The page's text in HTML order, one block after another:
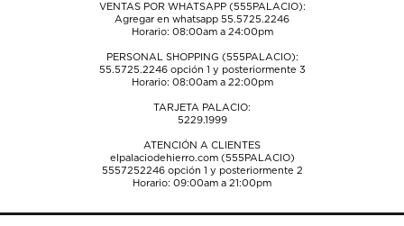
VENTAS POR WHATSAPP (555PALACIO):
Agregar en whatsapp 55.5725.2246
Horario: 08:00am a 24:00pm
PERSONAL SHOPPING (555PALACIO):
55.5725.2246opción 1 y posteriormente 3
Horario: 08:00am a 22:00pm
TARJETA PALACIO:
5229.1999
ATENCIÓN A CLIENTES
elpalaciodehierro.com (555PALACIO)
5557252246opción 1 y posteriormente 2
Horario: 09:00am a 21:00pm